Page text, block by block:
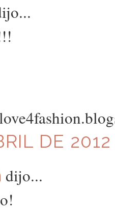
DE
dijo...